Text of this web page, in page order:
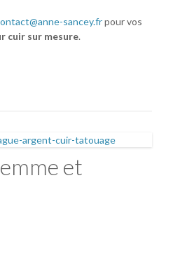
sancey.frpour vos
cuir sur mesure.
et